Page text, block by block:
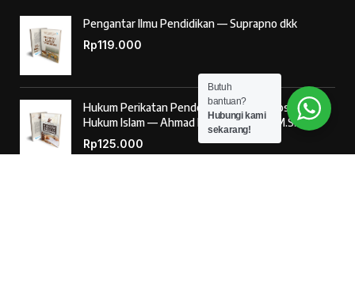
Pengantar Ilmu Pendidikan — Suprapno dkk
Rp119.000
Hukum Perikatan Pendekatan Hukum Positif dan
Hukum Islam — Ahmad Musadad, S.H.I., M.S.I.
Rp125.000
Butuh
bantuan?
Hubungi kami
sekarang!